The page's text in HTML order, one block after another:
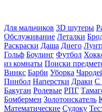
Для мальчиков 3D шутеры
Обслуживание Леталки
Раскраски Даша Диего
Гольф Боулинг Футбол
из комнаты Поиски
Винкс Барби Уборка
Пинбол Наперстки Драки С
Бакуган Ролевые РПГ
Бомбермен Золотоискатель
Математические Судоку